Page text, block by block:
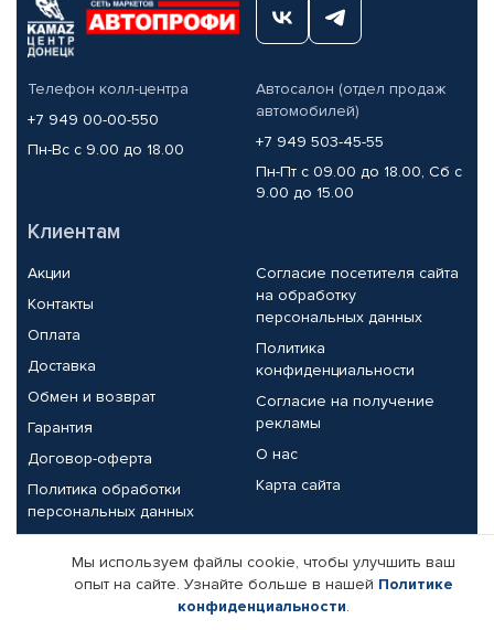
Телефон колл-центра
+7 949 00-00-550
Пн-Вс с 9.00 до 18.00
Автосалон (отдел продаж
автомобилей)
+7 949 503-45-55
Пн-Пт с 09.00 до 18.00, Сб с
9.00 до 15.00
Клиентам
Акции
Контакты
Оплата
Доставка
Обмен и возврат
Гарантия
Договор-оферта
Политика обработки
персональных данных
Согласие посетителя сайта
на обработку
персональных данных
Политика
конфиденциальности
Согласие на получение
рекламы
О нас
Карта сайта
Партнерам
Корпоративным клиентам
Реквизиты компании
Мы используем файлы cookie, чтобы улучшить ваш
опыт на сайте. Узнайте больше в нашей Политике
конфиденциальности.